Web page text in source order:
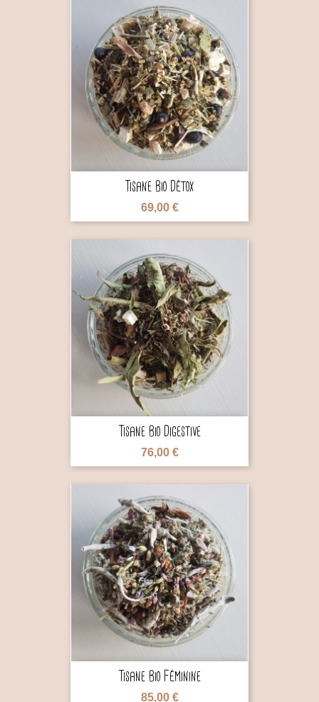

Tisane Bio Détox
69,00 €

Tisane Bio Digestive
76,00 €

Tisane Bio Féminine
85,00 €